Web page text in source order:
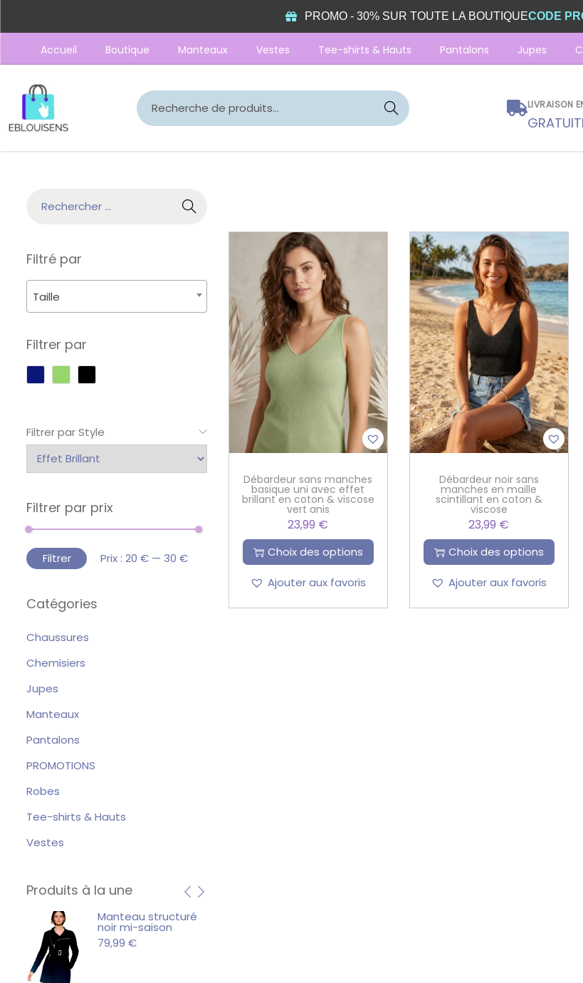
PROMO - 30% SUR TOUTE LA BOUTIQUECODE
Accueil Boutique Manteaux Vestes Tee-shirts & Hauts Pantalons Jupes
Reche
rche
LIVRAISON
Débardeur sans manches
basique uni avec effet
brillant en coton & viscose
vert anis
23,99 €
Choix des options
Ajouter aux favoris
Débardeur noir sans
manches en maille
scintillant en coton &
viscose
23,99 €
Choix des options
Ajouter aux favoris
Filtré par
Taille
Filtrer par
Filtrer par Style
Filtrer par prix
Filtrer Prix : 20 € — 30 €
Catégories
Chaussures
Chemisiers
Jupes
Manteaux
Pantalons
PROMOTIONS
Robes
Tee-shirts & Hauts
Vestes
Produits à la une
Manteau structuré
noir mi-saison
79,99 €